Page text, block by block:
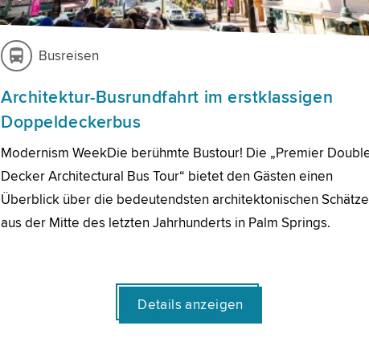
Busreisen
Architektur-Busrundfahrt im erstklassigen
Doppeldeckerbus
Modernism WeekDie berühmte Bustour! Die „Premier
Decker Architectural Bus Tour“ bietet den Gästen einen
Überblick über die bedeutendsten architektonischen Schätze
aus der Mitte des letzten Jahrhunderts in Palm Springs.
Details anzeigen